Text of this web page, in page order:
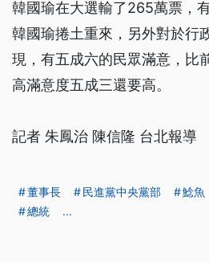
韓國瑜在大選輸了265萬票，
韓國瑜捲土重來，另外對於行
現，有五成六的民眾滿意，比
高滿意度五成三還要高。
記者 朱鳳治 陳信隆 台北報導
董事長 民進黨中央黨部
鯰魚
總統
...